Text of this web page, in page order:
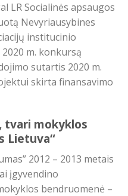
LR Socialinės apsaugos
Nevyriausybines
institucinio
m. konkursą
sutartis 2020 m.
skirta finansavimo
tvari mokyklos
Lietuva“
2012 – 2013 metais
įgyvendino
bendruomenė –